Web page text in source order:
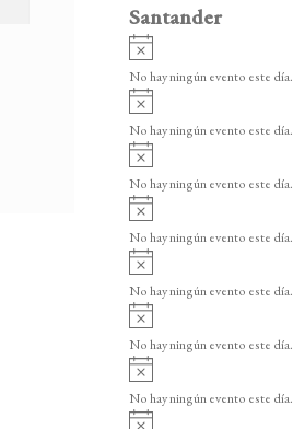
Santander
v
i
o
No hay ningún evento este día.
v
i
o
No hay ningún evento este día.
v
i
o
No hay ningún evento este día.
v
i
o
No hay ningún evento este día.
v
i
o
No hay ningún evento este día.
v
i
o
No hay ningún evento este día.
v
i
No hay ningún evento este día.